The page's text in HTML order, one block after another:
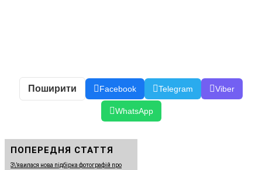
Поширити Facebook Telegram Viber
WhatsApp
ПОПЕРЕДНЯ СТАТТЯ
З\’явилася нова підбірка фотографій про